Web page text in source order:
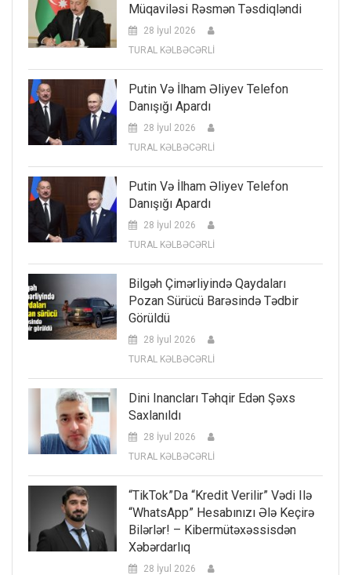
Müqaviləsi Rəsmən Təsdiqləndi
28 İyul 2026
TURAL KƏLBƏCƏRLİ
Putin Və İlham Əliyev Telefon
Danışığı Apardı
28 İyul 2026
TURAL KƏLBƏCƏRLİ
Putin Və İlham Əliyev Telefon
Danışığı Apardı
28 İyul 2026
TURAL KƏLBƏCƏRLİ
Bilgəh Çimərliyində Qaydaları
Pozan Sürücü Barəsində Tədbir
Görüldü
28 İyul 2026
TURAL KƏLBƏCƏRLİ
Dini Inancları Təhqir Edən Şəxs
Saxlanıldı
28 İyul 2026
TURAL KƏLBƏCƏRLİ
“TikTok”da “kredit Verilir” Vədi Ilə
“WhatsApp” Hesabınızı Ələ Keçirə
Bilərlər! – Kibermütəxəssisdən
Xəbərdarlıq
28 İyul 2026